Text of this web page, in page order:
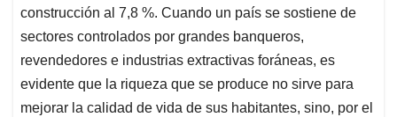
construcción al 7,8 %. Cuando un país se sostiene de
sectores controlados por grandes banqueros,
revendedores e industrias extractivas foráneas, es
evidente que la riqueza que se produce no sirve para
mejorar la calidad de vida de sus habitantes, sino, por el